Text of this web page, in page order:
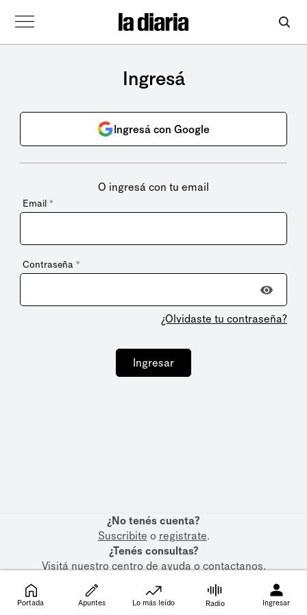
Ingresá
Ingresá con Google
O ingresá con tu email
Email *
Contraseña *
¿Olvidaste tu contraseña?
Ingresar
¿No tenés cuenta?
Suscribite o registrate.
¿Tenés consultas?
Visitá nuestrocentro de ayudaocontactanos.
Portada Apuntes Lo más leído Radio Ingresar